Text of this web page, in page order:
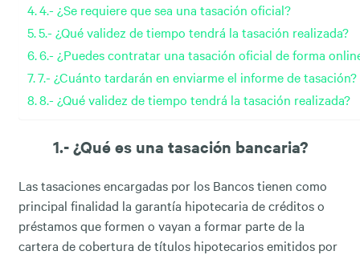
4.- ¿Se requiere que sea una tasación oficial?
5.- ¿Qué validez de tiempo tendrá la tasación realizada?
6.- ¿Puedes contratar una tasación oficial de forma
7.- ¿Cuánto tardarán en enviarme el informe de tasación?
8.- ¿Qué validez de tiempo tendrá la tasación realizada?
1.- ¿Qué es una tasación bancaria?
Las tasaciones encargadas por los Bancos tienen como
principal finalidad la garantía hipotecaria de créditos o
préstamos que formen o vayan a formar parte de la
cartera de cobertura de títulos hipotecarios emitidos por